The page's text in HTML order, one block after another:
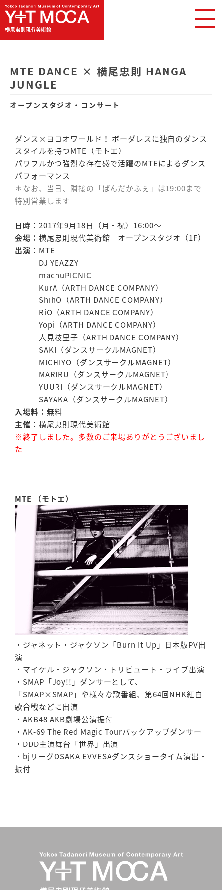
オープンスタジオ・コンサート
MTE DANCE × 横尾忠則 HANGA
JUNGLE
ダンス×ヨコオワールド！ ボーダレスに独自のダンス
スタイルを持つMTE（モトエ）
パワフルかつ強烈な存在感で活躍のMTEによるダンス
パフォーマンス
＊なお、当日、隣接の「ぱんだかふぇ」は19:00まで
特別営業します
日時： 2017年9月18日（月・祝）16:00〜
会場： 横尾忠則現代美術館 オープンスタジオ（1F）
出演： MTE
DJ YEAZZY
machuPICNIC
KurA（ARTH DANCE COMPANY）
ShihO（ARTH DANCE COMPANY）
RiO（ARTH DANCE COMPANY）
Yopi（ARTH DANCE COMPANY）
人見枝里子（ARTH DANCE COMPANY）
SAKI（ダンスサークルMAGNET）
MICHIYO（ダンスサークルMAGNET）
MARIRU（ダンスサークルMAGNET）
YUURI（ダンスサークルMAGNET）
SAYAKA（ダンスサークルMAGNET）
入場料： 無料
主催： 横尾忠則現代美術館
※終了しました。多数のご来場ありがとうございまし
た
MTE （モトエ）
・ジャネット・ジャクソン「Burn It Up」日本版PV出
演
・マイケル・ジャクソン・トリビュート・ライブ出演
・SMAP「Joy!!」ダンサーとして、
「SMAP×SMAP」や様々な歌番組、第64回NHK紅白
歌合戦などに出演
・AKB48 AKB劇場公演振付
・AK-69 The Red Magic Tourバックアップダンサー
・DDD主演舞台「世界」出演
・bjリーグOSAKA EVVESAダンスショータイム演出・
振付